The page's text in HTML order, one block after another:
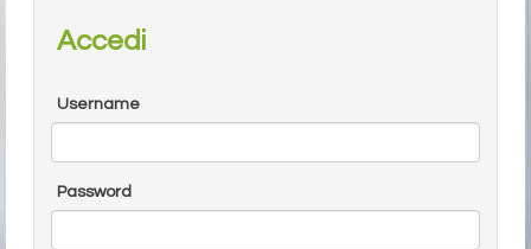
Accedi
Username
Password